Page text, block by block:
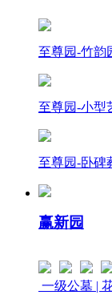
至尊园-竹韵
至尊园-小型
至尊园-卧碑
赢新园
一级公墓 |